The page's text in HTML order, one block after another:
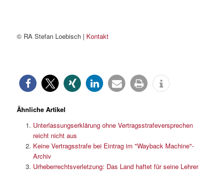
© RA Stefan Loebisch | Kontakt
Ähnliche Artikel
Unterlassungserklärung ohne Vertragsstrafeversprechen
reicht nicht aus
Keine Vertragsstrafe bei Eintrag im "Wayback Machine"-
Archiv
Urheberrechtsverletzung: Das Land haftet für seine Lehrer